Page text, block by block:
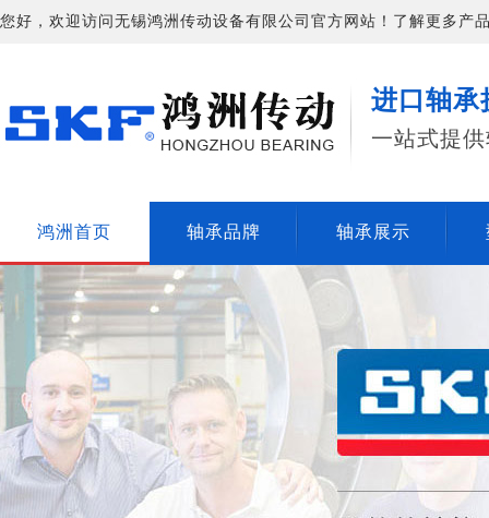
您好，欢迎访问无锡鸿洲传动设备有限公司官方网站！了解更多产
进口轴承
一站式提
鸿洲首页 轴承品牌 轴承展示